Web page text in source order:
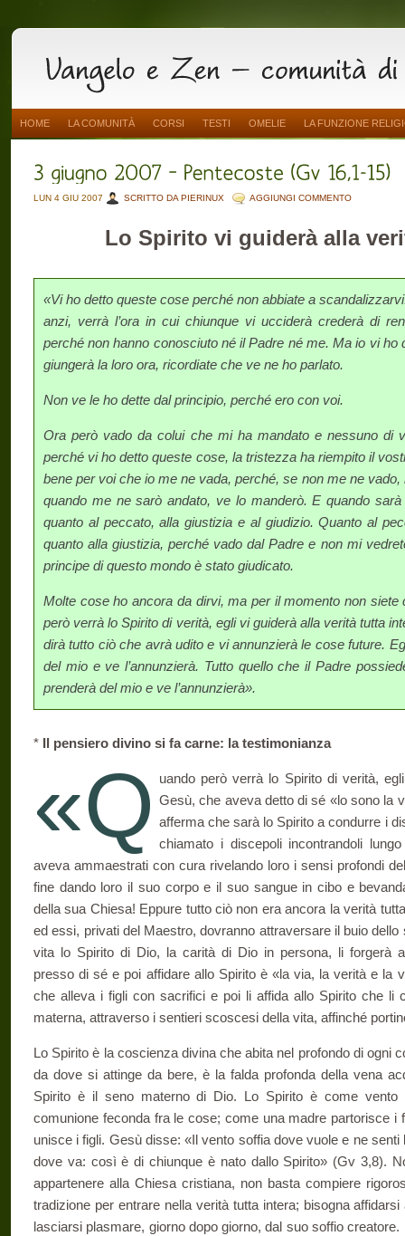
HOME LA COMUNITÀ CORSI TESTI OMELIE LA FUNZIONE
LUN 4 GIU 2007 SCRITTO DA PIERINUX AGGIUNGI COMMENTO
Lo Spirito vi guiderà alla
«Vi ho detto queste cose perché non abbiate a
anzi, verrà l’ora in cui chiunque vi ucciderà crederà di
perché non hanno conosciuto né il Padre né me. Ma io vi ho
giungerà la loro ora, ricordiate che ve ne ho parlato.
Non ve le ho dette dal principio, perché ero con voi.
Ora però vado da colui che mi ha mandato e nessuno di
perché vi ho detto queste cose, la tristezza ha riempito il
bene per voi che io me ne vada, perché, se non me ne
quando me ne sarò andato, ve lo manderò. E quando
quanto al peccato, alla giustizia e al giudizio. Quanto al
quanto alla giustizia, perché vado dal Padre e non mi
principe di questo mondo è stato giudicato.
Molte cose ho ancora da dirvi, ma per il momento non siete
però verrà lo Spirito di verità, egli vi guiderà alla verità tutta
dirà tutto ciò che avrà udito e vi annunzierà le cose future.
del mio e ve l’annunzierà. Tutto quello che il Padre
prenderà del mio e ve l’annunzierà».
* Il pensiero divino si fa carne: la testimonianza
«Q
uando però verrà lo Spirito di verità,
Gesù, che aveva detto di sé «lo sono la
afferma che sarà lo Spirito a condurre i
chiamato i discepoli incontrandoli
aveva ammaestrati con cura rivelando loro i sensi profondi
fine dando loro il suo corpo e il suo sangue in cibo e
della sua Chiesa! Eppure tutto ciò non era ancora la verità
ed essi, privati del Maestro, dovranno attraversare il buio
vita lo Spirito di Dio, la carità di Dio in persona, li forgerà
presso di sé e poi affidare allo Spirito è «la via, la verità e la
che alleva i figli con sacrifici e poi li affida allo Spirito che li
materna, attraverso i sentieri scoscesi della vita, affinché
Lo Spirito è la coscienza divina che abita nel profondo di ogni
da dove si attinge da bere, è la falda profonda della vena
Spirito è il seno materno di Dio. Lo Spirito è come
comunione feconda fra le cose; come una madre partorisce i
unisce i figli. Gesù disse: «Il vento soffia dove vuole e ne
dove va: così è di chiunque è nato dallo Spirito» (Gv 3,8).
appartenere alla Chiesa cristiana, non basta compiere
tradizione per entrare nella verità tutta intera; bisogna
lasciarsi plasmare, giorno dopo giorno, dal suo soffio